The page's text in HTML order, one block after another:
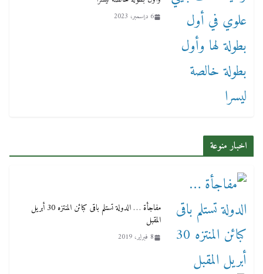
6 ديسمبر، 2023
اخبار منوعة
مفاجأة … الدولة تستلم باقى كبائن المنتزه 30 أبريل
المقبل
8 فبراير، 2019